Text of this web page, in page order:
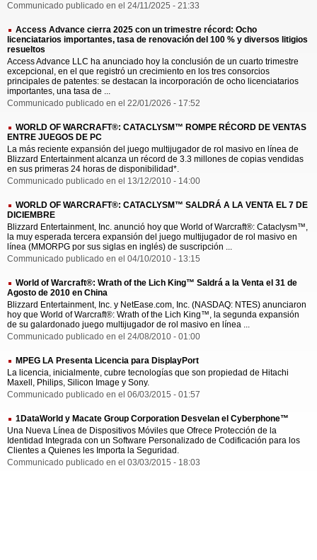
Communicado publicado en el 24/11/2025 - 21:33
Access Advance cierra 2025 con un trimestre récord: Ocho
licenciatarios importantes, tasa de renovación del 100 % y diversos litigios
resueltos
Access Advance LLC ha anunciado hoy la conclusión de un cuarto trimestre
excepcional, en el que registró un crecimiento en los tres consorcios
principales de patentes: se destacan la incorporación de ocho licenciatarios
importantes, una tasa de ...
Communicado publicado en el 22/01/2026 - 17:52
WORLD OF WARCRAFT®: CATACLYSM™ ROMPE RÉCORD DE VENTAS
ENTRE JUEGOS DE PC
La más reciente expansión del juego multijugador de rol masivo en línea de
Blizzard Entertainment alcanza un récord de 3.3 millones de copias vendidas
en sus primeras 24 horas de disponibilidad*.
Communicado publicado en el 13/12/2010 - 14:00
WORLD OF WARCRAFT®: CATACLYSM™ SALDRÁ A LA VENTA EL 7 DE
DICIEMBRE
Blizzard Entertainment, Inc. anunció hoy que World of Warcraft®: Cataclysm™,
la muy esperada tercera expansión del juego multijugador de rol masivo en
línea (MMORPG por sus siglas en inglés) de suscripción ...
Communicado publicado en el 04/10/2010 - 13:15
World of Warcraft®: Wrath of the Lich King™ Saldrá a la Venta el 31 de
Agosto de 2010 en China
Blizzard Entertainment, Inc. y NetEase.com, Inc. (NASDAQ: NTES) anunciaron
hoy que World of Warcraft®: Wrath of the Lich King™, la segunda expansión
de su galardonado juego multijugador de rol masivo en línea ...
Communicado publicado en el 24/08/2010 - 01:00
MPEG LA Presenta Licencia para DisplayPort
La licencia, inicialmente, cubre tecnologías que son propiedad de Hitachi
Maxell, Philips, Silicon Image y Sony.
Communicado publicado en el 06/03/2015 - 01:57
1DataWorld y Macate Group Corporation Desvelan el Cyberphone™
Una Nueva Línea de Dispositivos Móviles que Ofrece Protección de la
Identidad Integrada con un Software Personalizado de Codificación para los
Clientes a Quienes les Importa la Seguridad.
Communicado publicado en el 03/03/2015 - 18:03